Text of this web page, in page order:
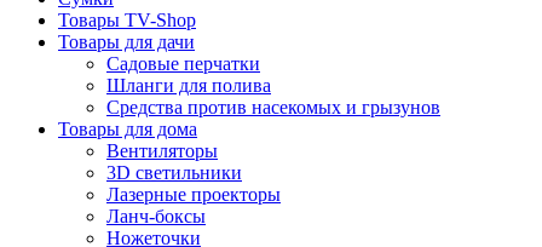
Товары TV-Shop
Товары для дачи
Садовые перчатки
Шланги для полива
Средства против насекомых и грызунов
Товары для дома
Вентиляторы
3D светильники
Лазерные проекторы
Ланч-боксы
Ножеточки